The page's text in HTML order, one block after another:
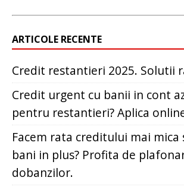
ARTICOLE RECENTE
Credit restantieri 2025. Solutii
Credit urgent cu banii in cont
pentru restantieri? Aplica
Facem rata creditului mai mica
bani in plus? Profita de
dobanzilor.